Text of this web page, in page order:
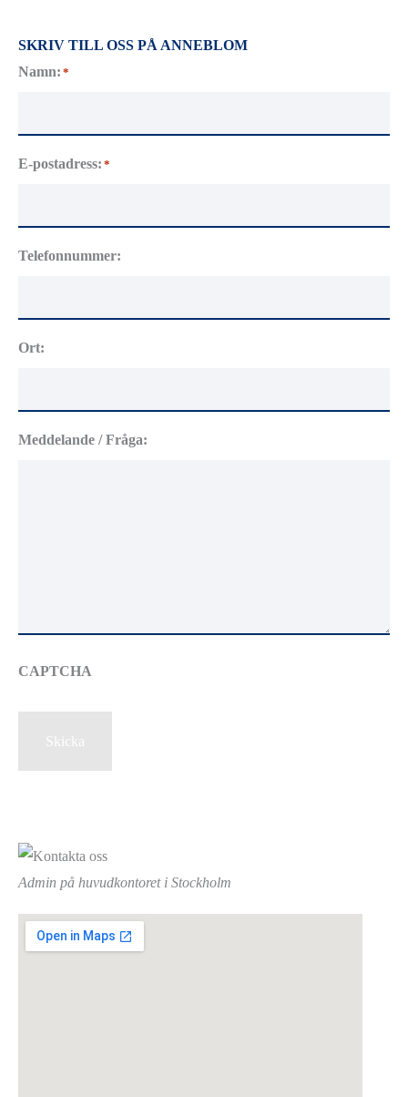
SKRIV TILL OSS PÅ ANNEBLOM
Namn: *
E-postadress: *
Telefonnummer:
Ort:
Meddelande / Fråga:
CAPTCHA
Skicka
Admin på huvudkontoret i Stockholm